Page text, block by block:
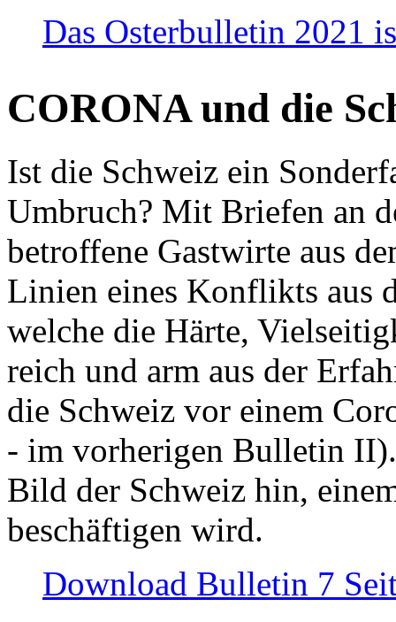
Das Osterbulletin 2021
CORONA und die
Ist die Schweiz ein
Umbruch? Mit Briefen an
betroffene Gastwirte aus
Linien eines Konflikts aus
welche die Härte,
reich und arm aus der
die Schweiz vor einem
- im vorherigen Bulletin
Bild der Schweiz hin,
beschäftigen wird.
Download Bulletin 7